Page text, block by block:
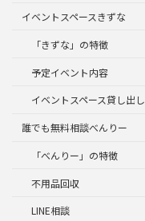
イベントスペースきずな
「きずな」の特徴
予定イベント内容
イベントスペース貸し出し
誰でも無料相談べんりー
「べんりー」の特徴
不用品回収
LINE相談